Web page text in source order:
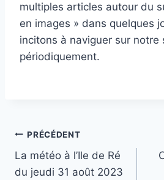
multiples articles autour du
en images » dans quelques
incitons à naviguer sur notre
périodiquement.
Navigation
de
PRÉCÉDENT
La météo à l’Ile de Ré
du jeudi 31 août 2023